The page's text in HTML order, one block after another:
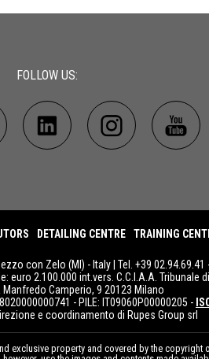
FOLLOW US:
DETAILING CENTRE TRAINING
con Zelo (MI) - Italy | Tel. +39 02.94.69.41
euro 2.100.000 int.vers. C.C.I.A.A. Tribunale
Manfredo Camperio, 9 20123 Milano
- PILE: IT09060P00000205 -
e coordinamento di Rupes Group srl
exclusive property and covered by the